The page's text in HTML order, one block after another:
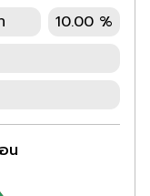
10.00 %
น